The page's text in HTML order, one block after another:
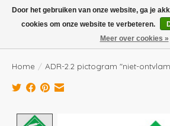
Boven de €100,- gratis verzending! Vóór 14.00
Home / ADR-2.2 pictogram "niet-
Product image slideshow
Door het gebruiken van onze website, ga je
cookies om onze website te verbeteren.
Meer over cookies »